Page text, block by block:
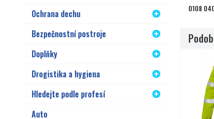
0108
Ochrana dechu
Bezpečnostní postroje
Doplňky
Drogistika a hygiena
Hledejte podle profesí
Auto